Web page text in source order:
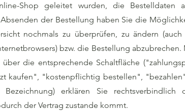
Shop geleitet wurden, die Bestelldaten
der Bestellung haben Sie die
nochmals zu überprüfen, zu ändern
bzw. die Bestellung
die entsprechende Schaltfläche
kaufen", "kostenpflichtig bestellen",
erklären Sie rechtsverbindlich
der Vertrag zustande kommt.